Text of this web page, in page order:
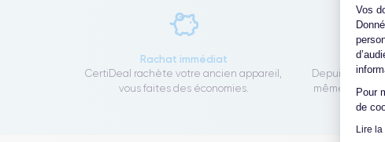
Vos
Pour
de
Lire
Rachat immédiat
CertiDeal rachète votre ancien appareil,
vous faites des économies.
Depuis 10 ans,
même tous